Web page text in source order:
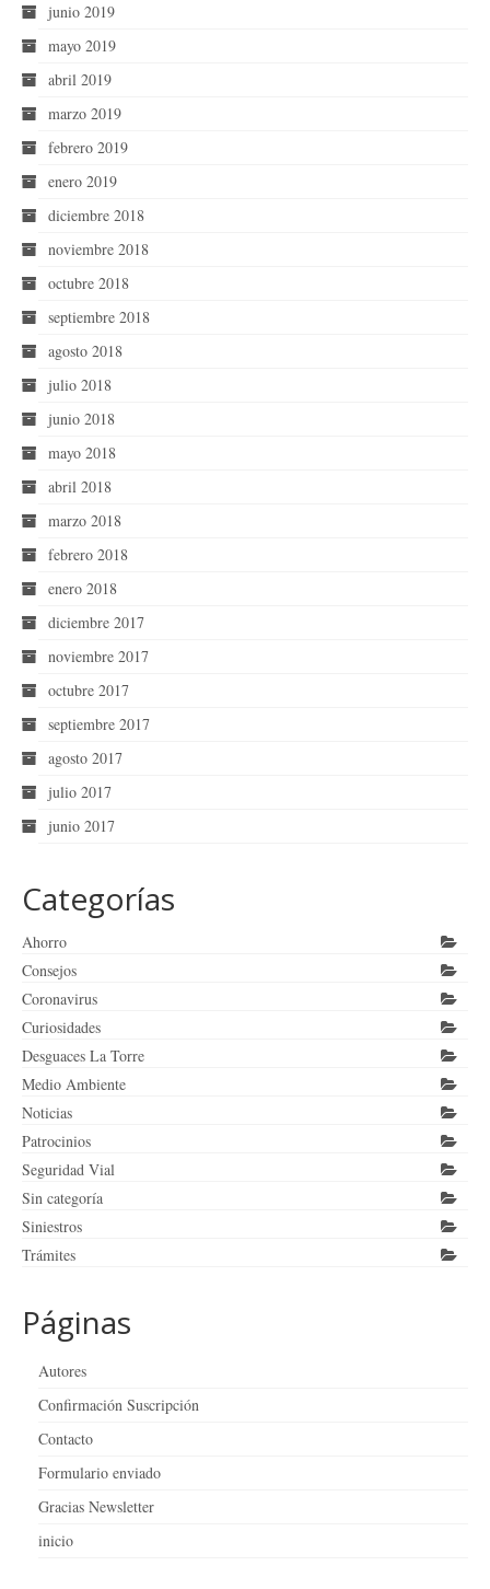
junio 2019
mayo 2019
abril 2019
marzo 2019
febrero 2019
enero 2019
diciembre 2018
noviembre 2018
octubre 2018
septiembre 2018
agosto 2018
julio 2018
junio 2018
mayo 2018
abril 2018
marzo 2018
febrero 2018
enero 2018
diciembre 2017
noviembre 2017
octubre 2017
septiembre 2017
agosto 2017
julio 2017
junio 2017
Categorías
Ahorro
Consejos
Coronavirus
Curiosidades
Desguaces La Torre
Medio Ambiente
Noticias
Patrocinios
Seguridad Vial
Sin categoría
Siniestros
Trámites
Páginas
Autores
Confirmación Suscripción
Contacto
Formulario enviado
Gracias Newsletter
inicio